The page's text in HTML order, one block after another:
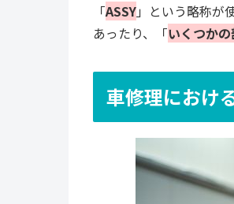
「ASSY」という略称が
あったり、「いくつか
車修理におけ